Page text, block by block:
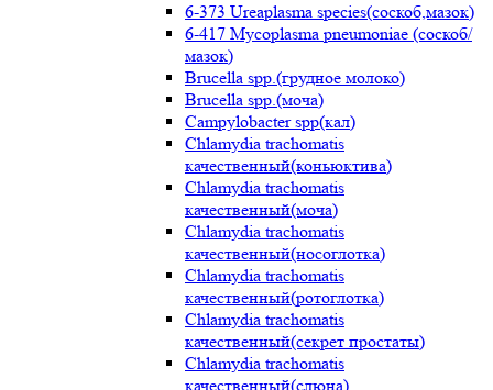
6-373 Ureaplasma species(соскоб,мазок)
6-417 Mycoplasma pneumoniae (соскоб/
мазок)
Brucella spp.(грудное молоко)
Brucella spp.(моча)
Campylobacter spp(кал)
Chlamydia trachomatis
качественный(коньюктива)
Chlamydia trachomatis
качественный(моча)
Chlamydia trachomatis
качественный(носоглотка)
Chlamydia trachomatis
качественный(ротоглотка)
Chlamydia trachomatis
качественный(секрет простаты)
Chlamydia trachomatis
качественный(слюна)